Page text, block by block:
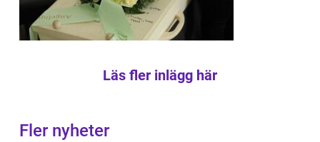
Läs fler inlägg här
Fler nyheter